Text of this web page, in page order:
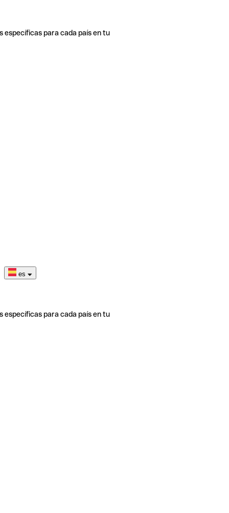
específicas para cada país en tu
es
específicas para cada país en tu